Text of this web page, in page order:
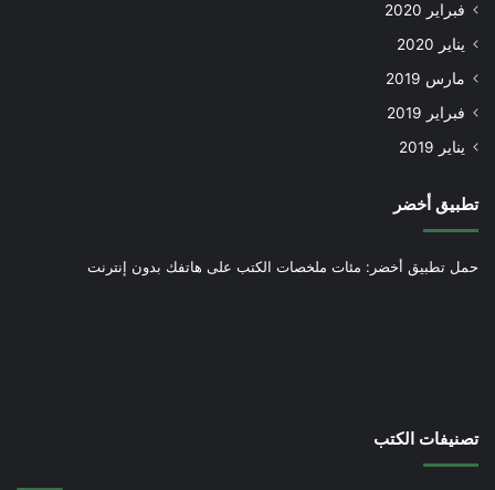
فبراير 2020
يناير 2020
مارس 2019
فبراير 2019
يناير 2019
تطبيق أخضر
حمل تطبيق أخضر: مئات ملخصات الكتب على هاتفك بدون إنترنت
تصنيفات الكتب